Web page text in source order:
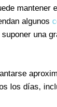
mantener
algunos
suponer una
los días,